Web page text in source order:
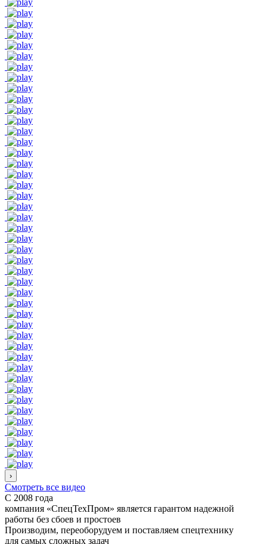
›
Смотреть все видео
С 2008 года
компания «СпецТехПром» является гарантом надежной
работы без сбоев и простоев
Производим, переоборудуем и поставляем спецтехнику
для самых сложных задач